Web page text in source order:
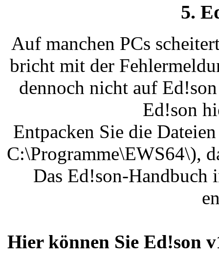
5.
Auf manchen PCs
bricht mit der
dennoch nicht auf
Ed!son
Entpacken Sie die
C:\Programme\EWS64\),
Das Ed!son-
Hier können Sie Ed!son